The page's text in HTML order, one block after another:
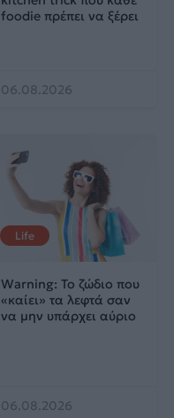
foodie πρέπει να ξέρει
06.08.2026
Life
Warning: Το ζώδιο που
«καίει» τα λεφτά σαν
να μην υπάρχει αύριο
06.08.2026